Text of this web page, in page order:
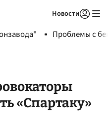
Новости
Проблемы с
«Спартаку»